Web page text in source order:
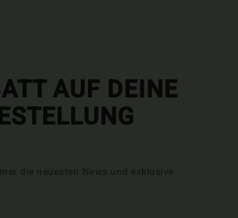
AUF DEINE
die neuesten News und exklusive